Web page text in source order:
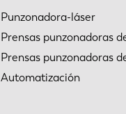
Punzonadora-láser
Prensas punzonadoras
Prensas punzonadoras
Automatización